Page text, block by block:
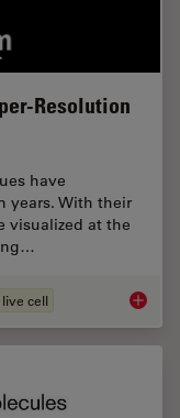
Resolution
have
years. With their
visualized at the
cell